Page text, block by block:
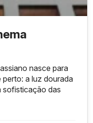
nasce para
perto: a luz dourada
sofisticação das